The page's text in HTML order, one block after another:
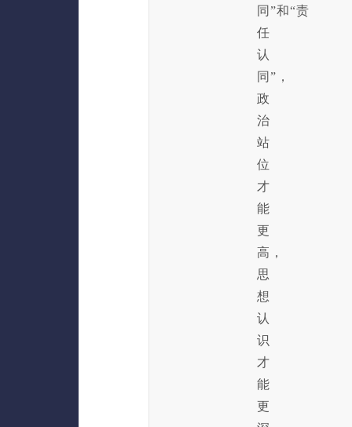
同”和“责
任
认
同”，
政
治
站
位
才
能
更
高，
思
想
认
识
才
能
更